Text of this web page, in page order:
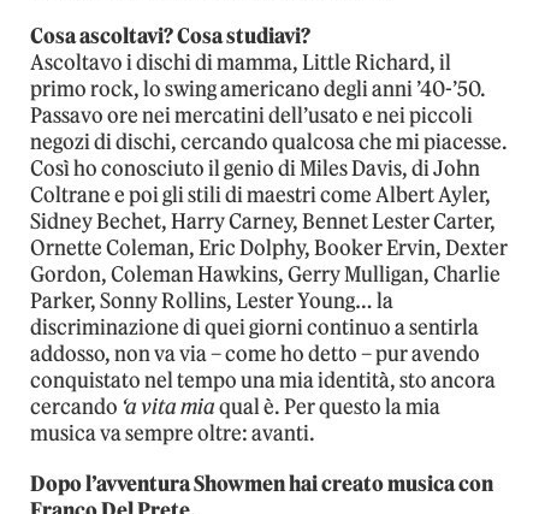
Cosa ascoltavi? Cosa studiavi?
Ascoltavo i dischi di mamma, Little Richard, il
primo rock, lo swing americano degli anni ’40-’50.
Passavo ore nei mercatini dell’usato e nei piccoli
negozi di dischi, cercando qualcosa che mi piacesse.
Così ho conosciuto il genio di Miles Davis, di John
Coltrane e poi gli stili di maestri come Albert Ayler,
Sidney Bechet, Harry Carney, Bennet Lester Carter,
Ornette Coleman, Eric Dolphy, Booker Ervin, Dexter
Gordon, Coleman Hawkins, Gerry Mulligan, Charlie
Parker, Sonny Rollins, Lester Young… la
discriminazione di quei giorni continuo a sentirla
addosso, non va via – come ho detto – pur avendo
conquistato nel tempo una mia identità, sto ancora
cercando ‘a vita miaqual è. Per questo la mia
musica va sempre oltre: avanti.
Dopo l’avventura Showmen hai creato musica con